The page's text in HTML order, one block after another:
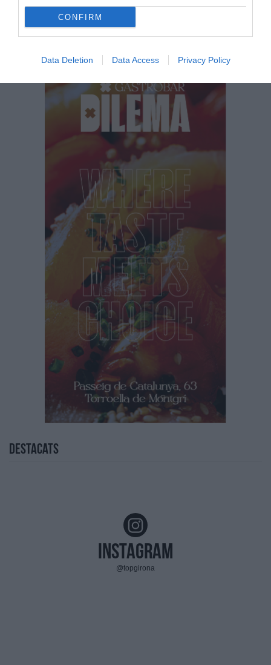
CONFIRM
Data Deletion Data Access Privacy Policy
El més llegit
Destacats
Instagram
@topgirona